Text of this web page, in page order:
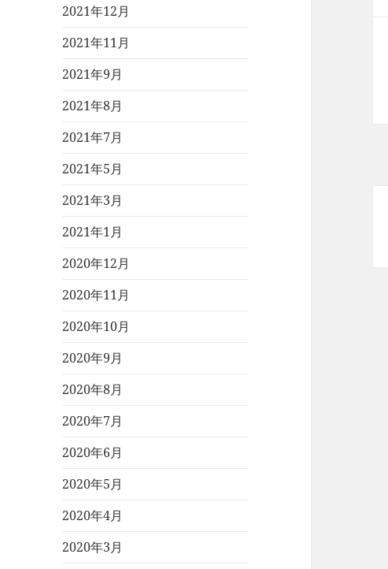
2021年12月
2021年11月
2021年9月
2021年8月
2021年7月
2021年5月
2021年3月
2021年1月
2020年12月
2020年11月
2020年10月
2020年9月
2020年8月
2020年7月
2020年6月
2020年5月
2020年4月
2020年3月